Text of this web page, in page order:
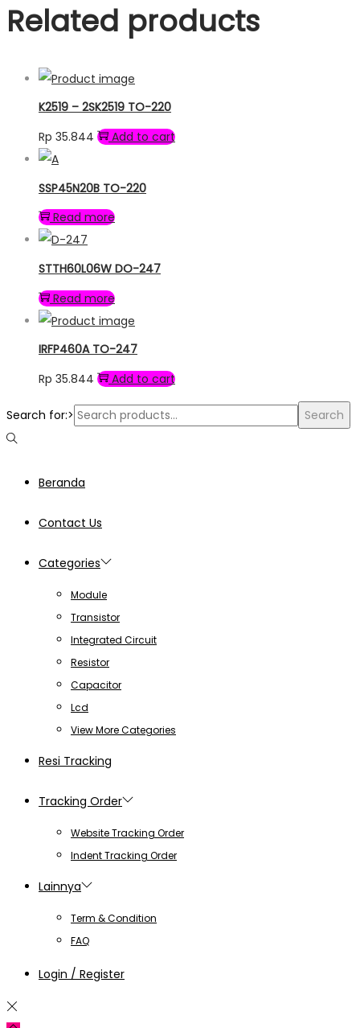
Related products
K2519 – 2SK2519 TO-220
Rp 35.844 Add to cart
SSP45N20B TO-220
Read more
STTH60L06W DO-247
Read more
IRFP460A TO-247
Rp 35.844 Add to cart
Search for:> Search
Beranda
Contact Us
Categories
Module
Transistor
Integrated Circuit
Resistor
Capacitor
Lcd
View More Categories
Resi Tracking
Tracking Order
Website Tracking Order
Indent Tracking Order
Lainnya
Term & Condition
FAQ
Login / Register